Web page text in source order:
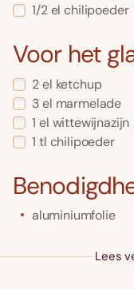
1/2 el chilipoeder
Voor het
2el ketchup
3el marmelade
1 el wittewijnazijn
1 tl chilipoeder
aluminiumfolie
Lees